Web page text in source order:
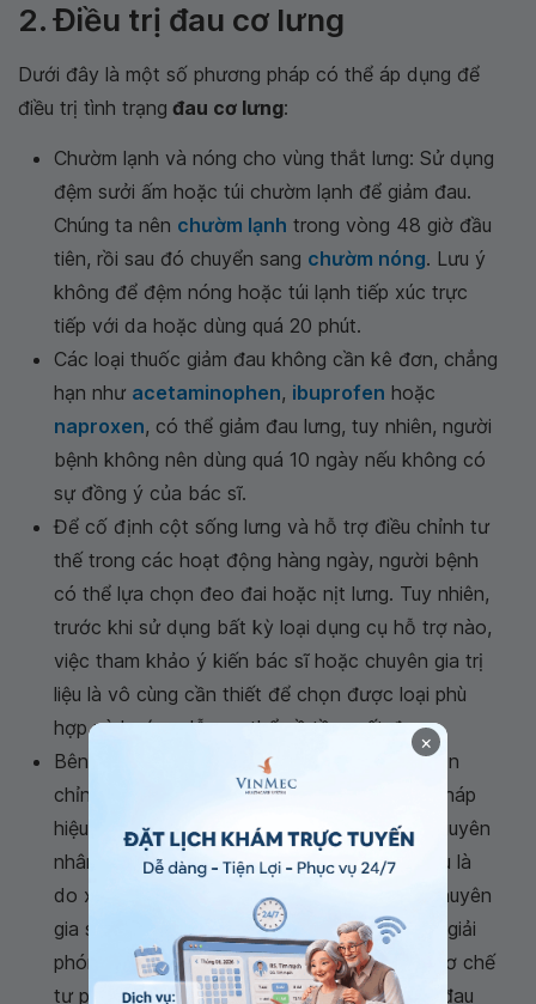
2. Điều trị đau cơ lưng
Dưới đây là một số phương pháp có thể áp dụng để
điều trị tình trạng đau cơ lưng:
Chườm lạnh và nóng cho vùng thắt lưng: Sử dụng
đệm sưởi ấm hoặc túi chườm lạnh để giảm đau.
Chúng ta nên chườm lạnh trong vòng 48 giờ đầu
tiên, rồi sau đó chuyển sang chườm nóng. Lưu ý
không để đệm nóng hoặc túi lạnh tiếp xúc trực
tiếp với da hoặc dùng quá 20 phút.
Các loại thuốc giảm đau không cần kê đơn, chẳng
hạn như acetaminophen, ibuprofen hoặc
naproxen, có thể giảm đau lưng, tuy nhiên, người
bệnh không nên dùng quá 10 ngày nếu không có
sự đồng ý của bác sĩ.
Để cố định cột sống lưng và hỗ trợ điều chỉnh tư
thế trong các hoạt động hàng ngày, người bệnh
có thể lựa chọn đeo đai hoặc nịt lưng. Tuy nhiên,
trước khi sử dụng bất kỳ loại dụng cụ hỗ trợ nào,
việc tham khảo ý kiến bác sĩ hoặc chuyên gia trị
liệu là vô cùng cần thiết để chọn được loại phù
hợp và hướng dẫn cụ thể về tần suất đeo.
Bên cạnh đó, phương pháp Chiropractic – nắn
chỉnh cột sống cũng được xem là một giải pháp
hiệu quả và an toàn để giảm đau cơ lưng. Nguyên
nhân khiến chúng ta bị căng cơ lưng chủ yếu là
do xương cột sống bị lệch khỏi vị trí. Các chuyên
gia sẽ nắn xương khớp trở về vị trí ban đầu, giải
phóng chèn ép dây thần kinh và kích hoạt cơ chế
tự phục hồi của cơ thể. Nhờ vậy, tình trạng đau
×